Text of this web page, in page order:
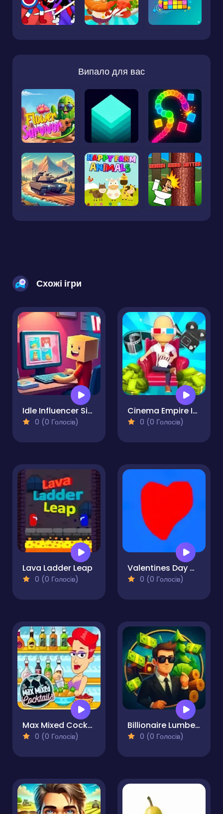
Випало для вас
Схожі ігри
Idle Influencer Simulator
0 (0 Голосів)
Cinema Empire Idle Tycoon
0 (0 Голосів)
Lava Ladder Leap
0 (0 Голосів)
Valentines Day Clicker
0 (0 Голосів)
Max Mixed Cocktails
0 (0 Голосів)
Billionaire Lumber Empire Idle Tycoon
0 (0 Голосів)